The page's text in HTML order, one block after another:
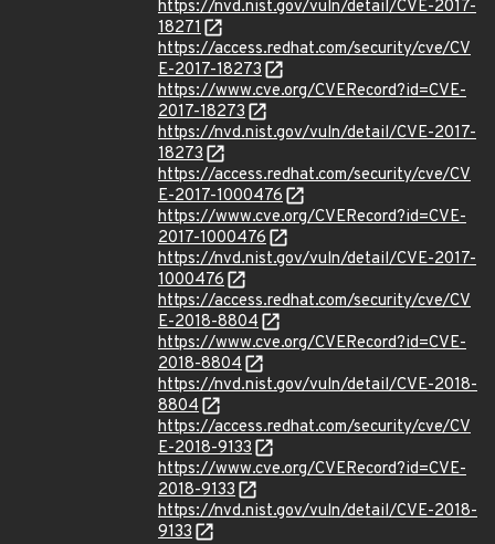
https://nvd.nist.gov/vuln/detail/CVE-2017-
18271
https://access.redhat.com/security/cve/CV
E-2017-18273
https://www.cve.org/CVERecord?id=CVE-
2017-18273
https://nvd.nist.gov/vuln/detail/CVE-2017-
18273
https://access.redhat.com/security/cve/CV
E-2017-1000476
https://www.cve.org/CVERecord?id=CVE-
2017-1000476
https://nvd.nist.gov/vuln/detail/CVE-2017-
1000476
https://access.redhat.com/security/cve/CV
E-2018-8804
https://www.cve.org/CVERecord?id=CVE-
2018-8804
https://nvd.nist.gov/vuln/detail/CVE-2018-
8804
https://access.redhat.com/security/cve/CV
E-2018-9133
https://www.cve.org/CVERecord?id=CVE-
2018-9133
https://nvd.nist.gov/vuln/detail/CVE-2018-
9133